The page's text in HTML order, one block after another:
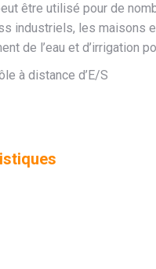
être utilisé pour de
industriels, les maisons
de l’eau et d’irrigation
à distance d’E/S